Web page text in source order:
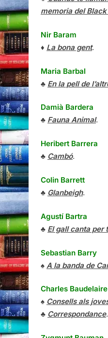
memoria del
Nir Baram
♦ La bona gent.
Maria Barbal
♣ En la pell de
Damià Bardera
♣ Fauna Animal.
Heribert Barrera
♣ Cambó.
Colin Barrett
♣ Glanbeigh.
Agustí Bartra
♣ El gall canta per
Sebastian Barry
♠ A la banda de
Charles Baudelaire
♠ Consells als
♣ Correspondance.